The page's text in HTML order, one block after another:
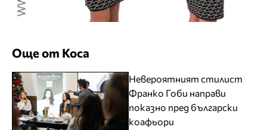
Още от Коса
Невероятният стилист
Франко Гоби направи
показно пред български
коафьори